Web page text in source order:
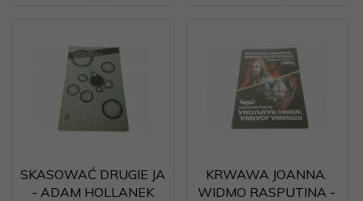
SKASOWAĆ DRUGIE JA
- ADAM HOLLANEK
KRWAWA JOANNA.
WIDMO RASPUTINA -